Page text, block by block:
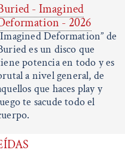
- Imagined
- 2026
Deformation” de
es un disco que
potencia en todo y es
a nivel general, de
que haces play y
te sacude todo el